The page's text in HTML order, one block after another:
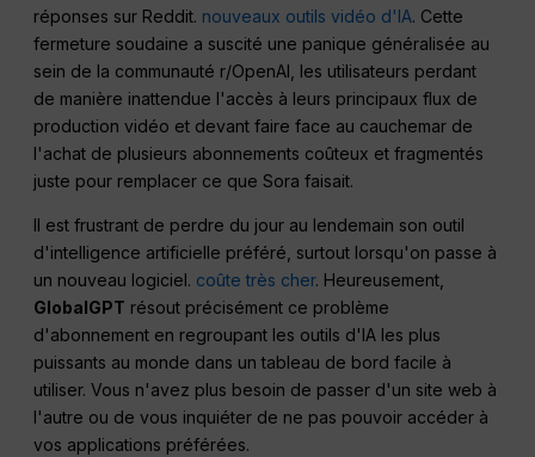
réponses sur Reddit. nouveaux outils vidéo d'IA. Cette
fermeture soudaine a suscité une panique généralisée au
sein de la communauté r/OpenAI, les utilisateurs perdant
de manière inattendue l'accès à leurs principaux flux de
production vidéo et devant faire face au cauchemar de
l'achat de plusieurs abonnements coûteux et fragmentés
juste pour remplacer ce que Sora faisait.
Il est frustrant de perdre du jour au lendemain son outil
d'intelligence artificielle préféré, surtout lorsqu'on passe à
un nouveau logiciel. coûte très cher. Heureusement,
GlobalGPT résout précisément ce problème
d'abonnement en regroupant les outils d'IA les plus
puissants au monde dans un tableau de bord facile à
utiliser. Vous n'avez plus besoin de passer d'un site web à
l'autre ou de vous inquiéter de ne pas pouvoir accéder à
vos applications préférées.